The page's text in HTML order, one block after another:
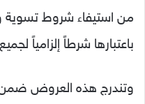
من استيفاء شروط تسوية
باعتبارها شرطاً إلزامياً
وتندرج هذه العروض ضمن